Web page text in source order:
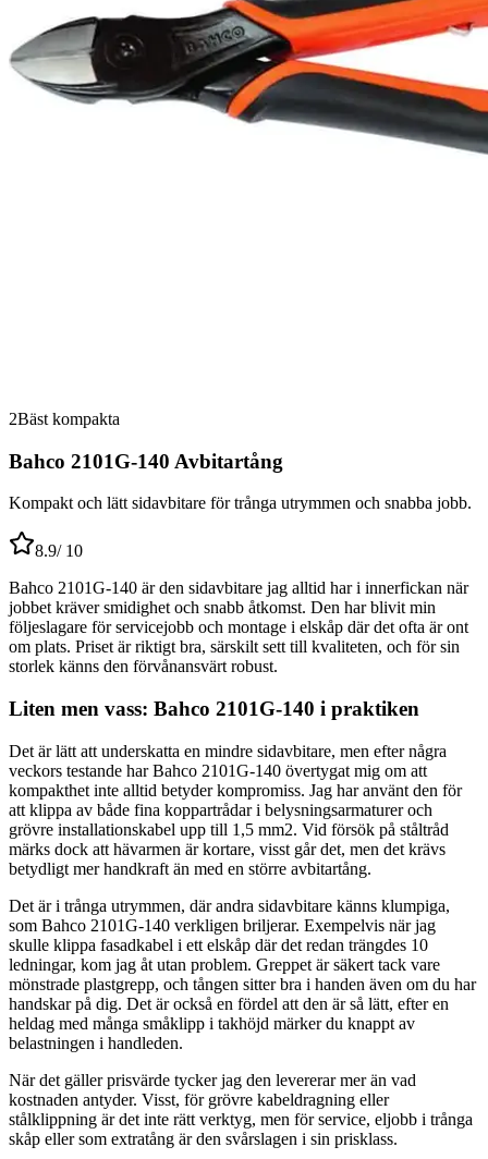
2Bäst kompakta
Bahco 2101G-140 Avbitartång
Kompakt och lätt sidavbitare för trånga utrymmen och snabba jobb.
8.9/ 10
Bahco 2101G-140 är den sidavbitare jag alltid har i innerfickan när
jobbet kräver smidighet och snabb åtkomst. Den har blivit min
följeslagare för servicejobb och montage i elskåp där det ofta är ont
om plats. Priset är riktigt bra, särskilt sett till kvaliteten, och för sin
storlek känns den förvånansvärt robust.
Liten men vass: Bahco 2101G-140 i praktiken
Det är lätt att underskatta en mindre sidavbitare, men efter några
veckors testande har Bahco 2101G-140 övertygat mig om att
kompakthet inte alltid betyder kompromiss. Jag har använt den för
att klippa av både fina koppartrådar i belysningsarmaturer och
grövre installationskabel upp till 1,5 mm2. Vid försök på ståltråd
märks dock att hävarmen är kortare, visst går det, men det krävs
betydligt mer handkraft än med en större avbitartång.
Det är i trånga utrymmen, där andra sidavbitare känns klumpiga,
som Bahco 2101G-140 verkligen briljerar. Exempelvis när jag
skulle klippa fasadkabel i ett elskåp där det redan trängdes 10
ledningar, kom jag åt utan problem. Greppet är säkert tack vare
mönstrade plastgrepp, och tången sitter bra i handen även om du har
handskar på dig. Det är också en fördel att den är så lätt, efter en
heldag med många småklipp i takhöjd märker du knappt av
belastningen i handleden.
När det gäller prisvärde tycker jag den levererar mer än vad
kostnaden antyder. Visst, för grövre kabeldragning eller
stålklippning är det inte rätt verktyg, men för service, eljobb i trånga
skåp eller som extratång är den svårslagen i sin prisklass.